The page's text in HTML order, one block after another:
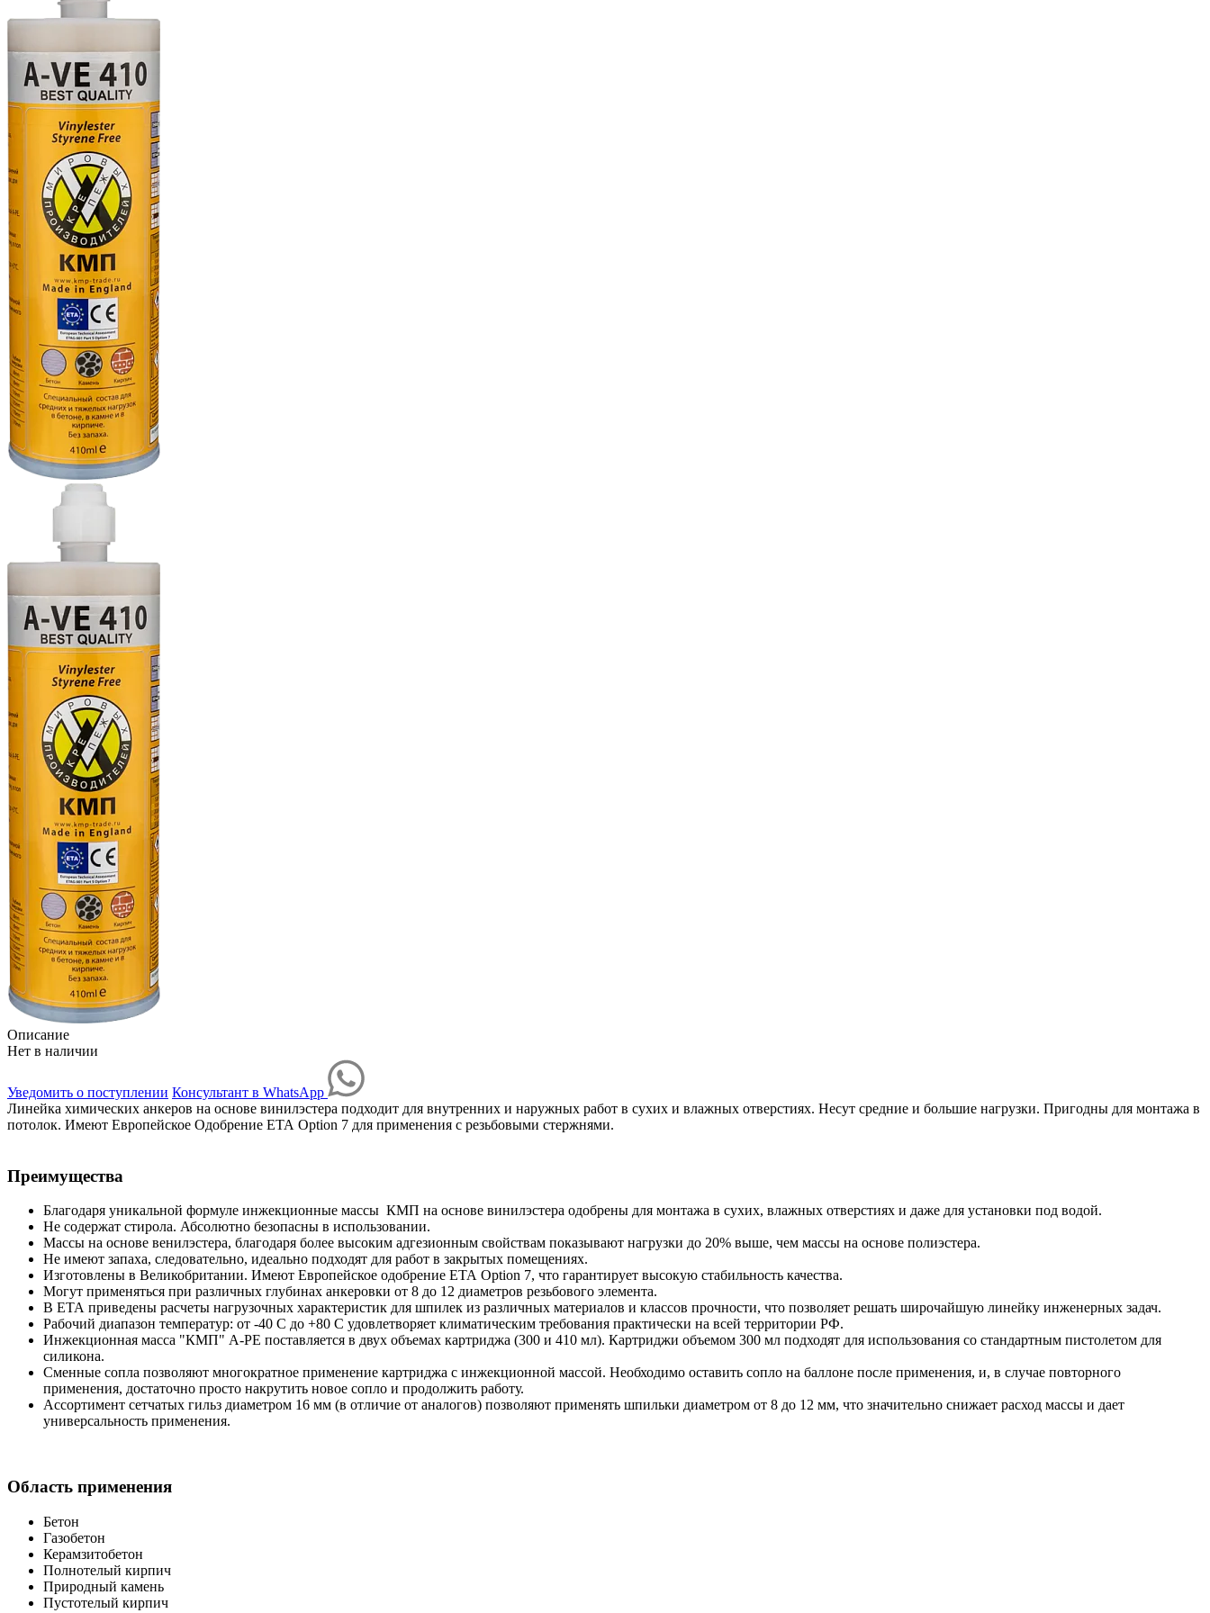
Описание
Нет в наличии
Уведомить о поступлении Консультант в WhatsApp
Линейка химических анкеров на основе винилэстера подходит для внутренних и наружных работ в сухих и влажных отверстиях. Несут средние и большие нагрузки. Пригодны для монтажа в
потолок. Имеют Европейское Одобрение ЕТА Option 7 для применения с резьбовыми стержнями.
Преимущества
Благодаря уникальной формуле инжекционные массы КМП на основе винилэстера одобрены для монтажа в сухих, влажных отверстиях и даже для установки под водой.
Не содержат стирола. Абсолютно безопасны в использовании.
Массы на основе венилэстера, благодаря более высоким адгезионным свойствам показывают нагрузки до 20% выше, чем массы на основе полиэстера.
Не имеют запаха, следовательно, идеально подходят для работ в закрытых помещениях.
Изготовлены в Великобритании. Имеют Европейское одобрение ЕТА Option 7, что гарантирует высокую стабильность качества.
Могут применяться при различных глубинах анкеровки от 8 до 12 диаметров резьбового элемента.
В ЕТА приведены расчеты нагрузочных характеристик для шпилек из различных материалов и классов прочности, что позволяет решать широчайшую линейку инженерных задач.
Рабочий диапазон температур: от -40 С до +80 С удовлетворяет климатическим требования практически на всей территории РФ.
Инжекционная масса "КМП" А-РЕ поставляется в двух объемах картриджа (300 и 410 мл). Картриджи объемом 300 мл подходят для использования со стандартным пистолетом для
силикона.
Сменные сопла позволяют многократное применение картриджа с инжекционной массой. Необходимо оставить сопло на баллоне после применения, и, в случае повторного
применения, достаточно просто накрутить новое сопло и продолжить работу.
Ассортимент сетчатых гильз диаметром 16 мм (в отличие от аналогов) позволяют применять шпильки диаметром от 8 до 12 мм, что значительно снижает расход массы и дает
универсальность применения.
Область применения
Бетон
Газобетон
Керамзитобетон
Полнотелый кирпич
Природный камень
Пустотелый кирпич